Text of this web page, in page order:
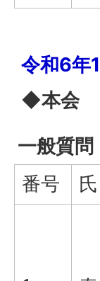
令和6年
◆本会
一般質問
番号